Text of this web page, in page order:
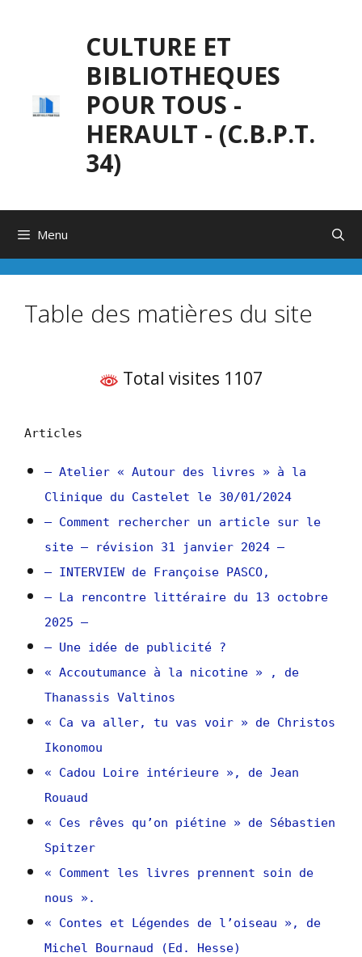
CULTURE ET
BIBLIOTHEQUES
POUR TOUS -
HERAULT - (C.B.P.T.
34)
Menu
Table des matières du site
Total visites 1107
Articles
– Atelier « Autour des livres » à la
Clinique du Castelet le 30/01/2024
– Comment rechercher un article sur le
site – révision 31 janvier 2024 –
– INTERVIEW de Françoise PASCO,
– La rencontre littéraire du 13 octobre
2025 –
– Une idée de publicité ?
« Accoutumance à la nicotine » , de
Thanassis Valtinos
« Ca va aller, tu vas voir » de Christos
Ikonomou
« Cadou Loire intérieure », de Jean
Rouaud
« Ces rêves qu’on piétine » de Sébastien
Spitzer
« Comment les livres prennent soin de
nous ».
« Contes et Légendes de l’oiseau », de
Michel Bournaud (Ed. Hesse)